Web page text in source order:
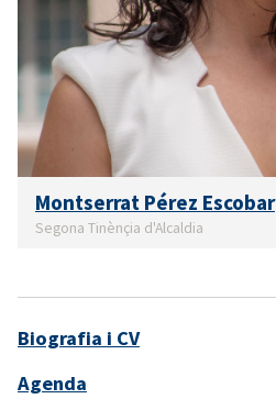
Montserrat Pérez Escobar
Segona Tinènçia d'Alcaldia
Biografia i CV
Agenda